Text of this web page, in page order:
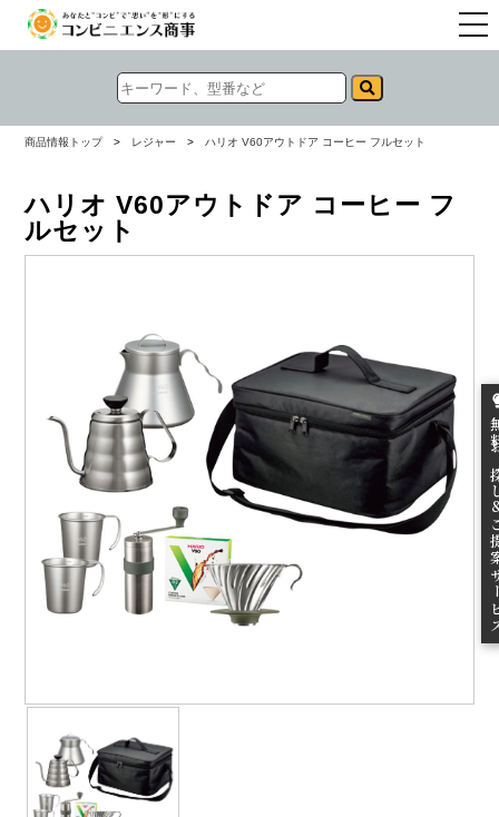
無
ご
商品情報トップ > レジャー > ハリオ V60アウトドア コーヒー フルセット
ハリオ V60アウトドア コーヒー フ
ルセット